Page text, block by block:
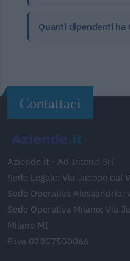
Quanti dipendenti ha
Contattaci
Aziende.it - Ad Intend Srl
Sede Legale: Via Jacopo dal
Sede Operativa Alessandria:
Sede Operativa Milano: Via
Milano MI
P.iva 02357550066